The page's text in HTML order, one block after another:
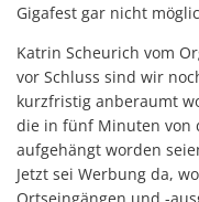
Gigafest gar nicht
Katrin Scheurich vom
vor Schluss sind wir
kurzfristig anberaumt
die in fünf Minuten von
aufgehängt worden
Jetzt sei Werbung da,
Ortseingängen und -